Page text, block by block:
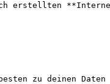
erstellten
zu deinen Daten